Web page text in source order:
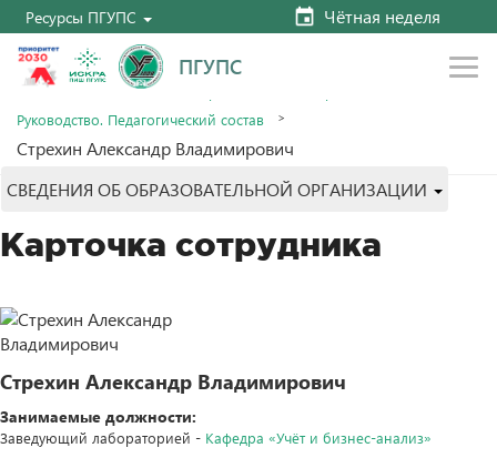
Ресурсы ПГУПС Чётная неделя
ПГУПС
Главная
Сведения об образовательной организации
Руководство. Педагогический состав
Стрехин Александр Владимирович
СВЕДЕНИЯ ОБ ОБРАЗОВАТЕЛЬНОЙ ОРГАНИЗАЦИИ
Карточка сотрудника
Стрехин Александр Владимирович
Занимаемые должности:
Заведующий лабораторией - Кафедра «Учёт и бизнес-анализ»